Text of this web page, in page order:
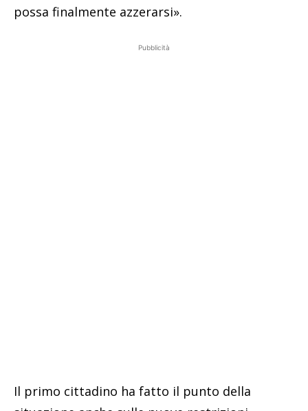
possa finalmente azzerarsi».
Pubblicità
Il primo cittadino ha fatto il punto della